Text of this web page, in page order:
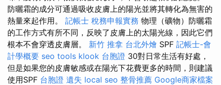
防曬霜的成分可通過吸收皮膚上的陽光並將其轉化為無害的
熱量來起作用。 記帳士 稅務申報實務 物理（礦物）防曬霜
的工作方式有所不同，反映了皮膚上的太陽光線，因此它們
根本不會穿透皮膚層。 新竹 推拿 台北外燴 SPF 記帳士-會
計學概要 seo tools klook 台胞證 30對日常生活有好處，
但是如果您的皮膚敏感或在陽光下花費更多的時間，則建議
使用SPF 台胞證 遺失 local seo 整骨推薦 Google商家檔案